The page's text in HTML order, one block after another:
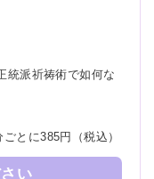
統派祈祷術で如何な
とに385円（税込）
い